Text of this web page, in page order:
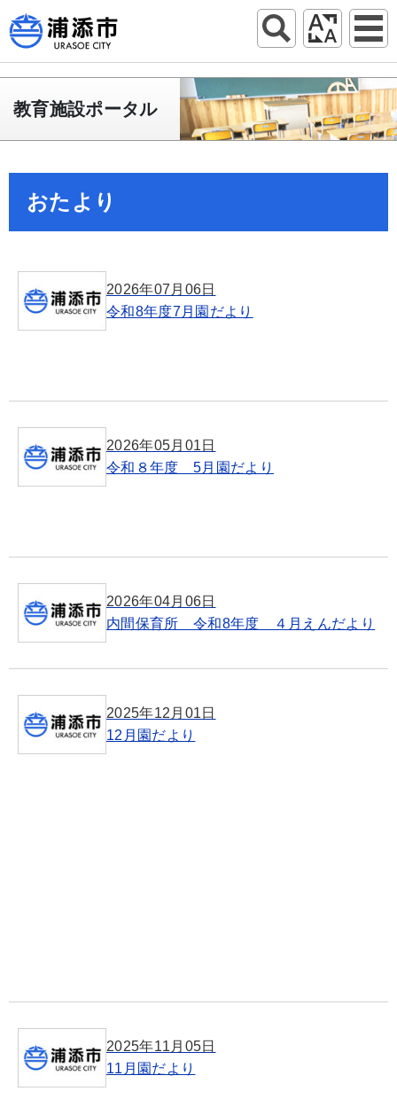
教育施設ポータル
おたより
2026年07月06日
令和8年度7月園だより
2026年05月01日
令和８年度 5月園だより
2026年04月06日
内間保育所 令和8年度 ４月えんだより
2025年12月01日
12月園だより
2025年11月05日
11月園だより